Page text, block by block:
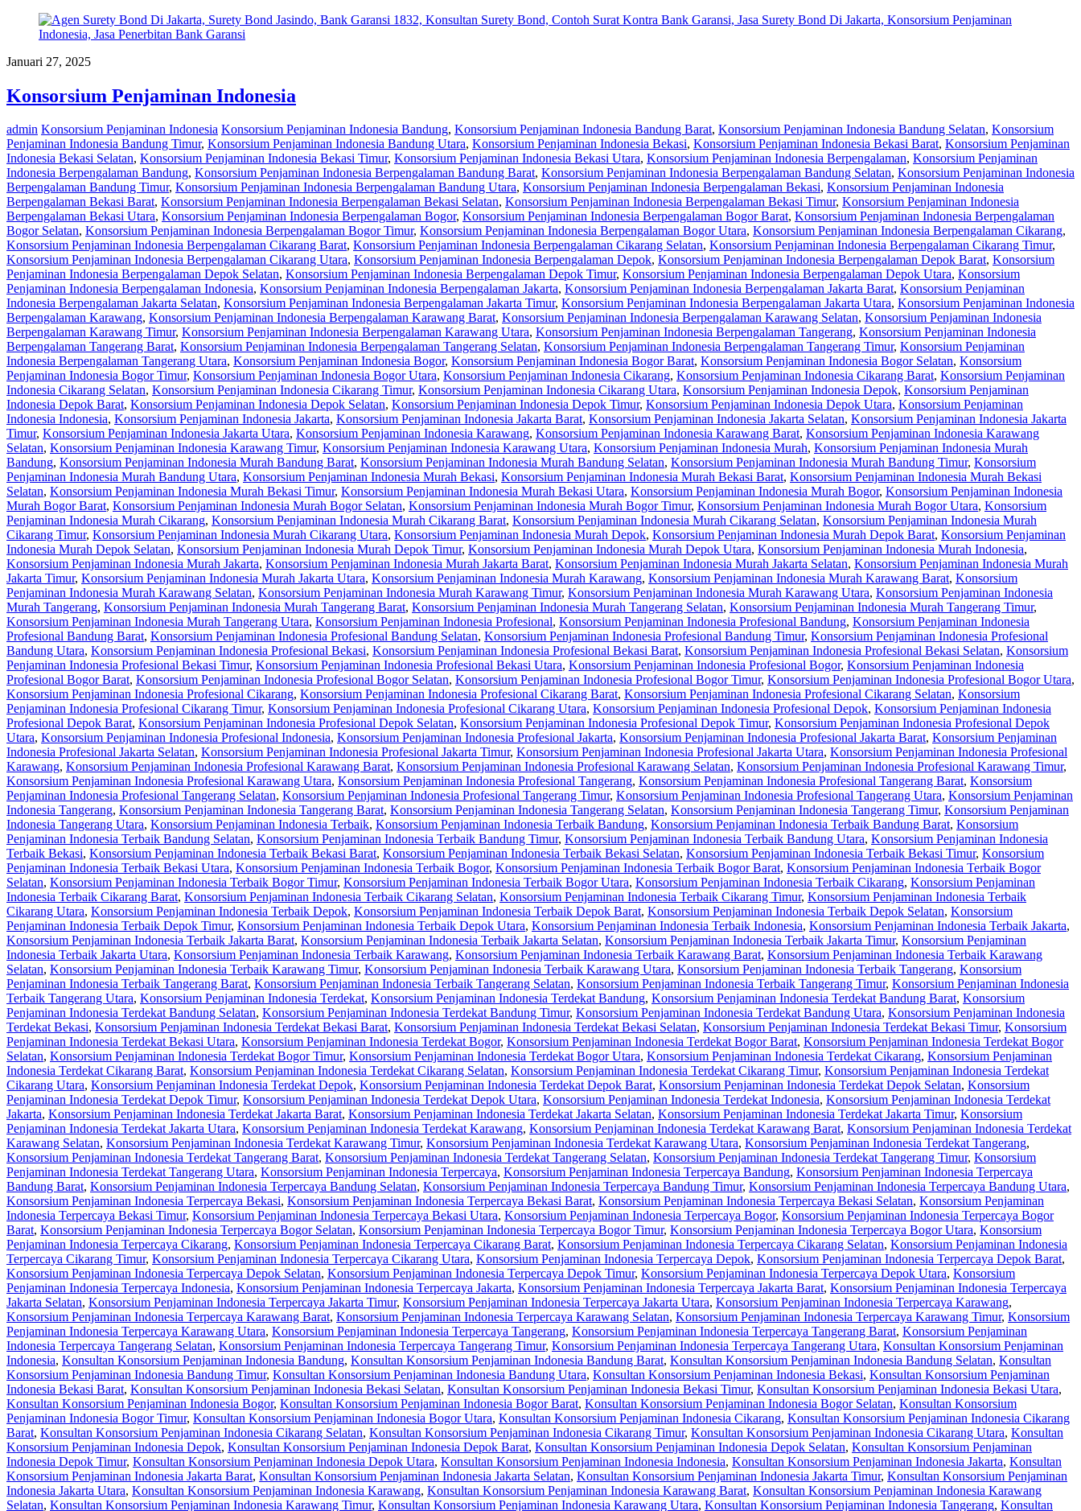
Januari 27, 2025
Konsorsium Penjaminan Indonesia
admin Konsorsium Penjaminan Indonesia Konsorsium Penjaminan Indonesia Bandung, Konsorsium Penjaminan Indonesia Bandung Barat, Konsorsium Penjaminan Indonesia Bandung Selatan, Konsorsium
Penjaminan Indonesia Bandung Timur, Konsorsium Penjaminan Indonesia Bandung Utara, Konsorsium Penjaminan Indonesia Bekasi, Konsorsium Penjaminan Indonesia Bekasi Barat, Konsorsium Penjaminan
Indonesia Bekasi Selatan, Konsorsium Penjaminan Indonesia Bekasi Timur, Konsorsium Penjaminan Indonesia Bekasi Utara, Konsorsium Penjaminan Indonesia Berpengalaman, Konsorsium Penjaminan
Indonesia Berpengalaman Bandung, Konsorsium Penjaminan Indonesia Berpengalaman Bandung Barat, Konsorsium Penjaminan Indonesia Berpengalaman Bandung Selatan, Konsorsium Penjaminan Indonesia
Berpengalaman Bandung Timur, Konsorsium Penjaminan Indonesia Berpengalaman Bandung Utara, Konsorsium Penjaminan Indonesia Berpengalaman Bekasi, Konsorsium Penjaminan Indonesia
Berpengalaman Bekasi Barat, Konsorsium Penjaminan Indonesia Berpengalaman Bekasi Selatan, Konsorsium Penjaminan Indonesia Berpengalaman Bekasi Timur, Konsorsium Penjaminan Indonesia
Berpengalaman Bekasi Utara, Konsorsium Penjaminan Indonesia Berpengalaman Bogor, Konsorsium Penjaminan Indonesia Berpengalaman Bogor Barat, Konsorsium Penjaminan Indonesia Berpengalaman
Bogor Selatan, Konsorsium Penjaminan Indonesia Berpengalaman Bogor Timur, Konsorsium Penjaminan Indonesia Berpengalaman Bogor Utara, Konsorsium Penjaminan Indonesia Berpengalaman Cikarang,
Konsorsium Penjaminan Indonesia Berpengalaman Cikarang Barat, Konsorsium Penjaminan Indonesia Berpengalaman Cikarang Selatan, Konsorsium Penjaminan Indonesia Berpengalaman Cikarang Timur,
Konsorsium Penjaminan Indonesia Berpengalaman Cikarang Utara, Konsorsium Penjaminan Indonesia Berpengalaman Depok, Konsorsium Penjaminan Indonesia Berpengalaman Depok Barat, Konsorsium
Penjaminan Indonesia Berpengalaman Depok Selatan, Konsorsium Penjaminan Indonesia Berpengalaman Depok Timur, Konsorsium Penjaminan Indonesia Berpengalaman Depok Utara, Konsorsium
Penjaminan Indonesia Berpengalaman Indonesia, Konsorsium Penjaminan Indonesia Berpengalaman Jakarta, Konsorsium Penjaminan Indonesia Berpengalaman Jakarta Barat, Konsorsium Penjaminan
Indonesia Berpengalaman Jakarta Selatan, Konsorsium Penjaminan Indonesia Berpengalaman Jakarta Timur, Konsorsium Penjaminan Indonesia Berpengalaman Jakarta Utara, Konsorsium Penjaminan Indonesia
Berpengalaman Karawang, Konsorsium Penjaminan Indonesia Berpengalaman Karawang Barat, Konsorsium Penjaminan Indonesia Berpengalaman Karawang Selatan, Konsorsium Penjaminan Indonesia
Berpengalaman Karawang Timur, Konsorsium Penjaminan Indonesia Berpengalaman Karawang Utara, Konsorsium Penjaminan Indonesia Berpengalaman Tangerang, Konsorsium Penjaminan Indonesia
Berpengalaman Tangerang Barat, Konsorsium Penjaminan Indonesia Berpengalaman Tangerang Selatan, Konsorsium Penjaminan Indonesia Berpengalaman Tangerang Timur, Konsorsium Penjaminan
Indonesia Berpengalaman Tangerang Utara, Konsorsium Penjaminan Indonesia Bogor, Konsorsium Penjaminan Indonesia Bogor Barat, Konsorsium Penjaminan Indonesia Bogor Selatan, Konsorsium
Penjaminan Indonesia Bogor Timur, Konsorsium Penjaminan Indonesia Bogor Utara, Konsorsium Penjaminan Indonesia Cikarang, Konsorsium Penjaminan Indonesia Cikarang Barat, Konsorsium Penjaminan
Indonesia Cikarang Selatan, Konsorsium Penjaminan Indonesia Cikarang Timur, Konsorsium Penjaminan Indonesia Cikarang Utara, Konsorsium Penjaminan Indonesia Depok, Konsorsium Penjaminan
Indonesia Depok Barat, Konsorsium Penjaminan Indonesia Depok Selatan, Konsorsium Penjaminan Indonesia Depok Timur, Konsorsium Penjaminan Indonesia Depok Utara, Konsorsium Penjaminan
Indonesia Indonesia, Konsorsium Penjaminan Indonesia Jakarta, Konsorsium Penjaminan Indonesia Jakarta Barat, Konsorsium Penjaminan Indonesia Jakarta Selatan, Konsorsium Penjaminan Indonesia Jakarta
Timur, Konsorsium Penjaminan Indonesia Jakarta Utara, Konsorsium Penjaminan Indonesia Karawang, Konsorsium Penjaminan Indonesia Karawang Barat, Konsorsium Penjaminan Indonesia Karawang
Selatan, Konsorsium Penjaminan Indonesia Karawang Timur, Konsorsium Penjaminan Indonesia Karawang Utara, Konsorsium Penjaminan Indonesia Murah, Konsorsium Penjaminan Indonesia Murah
Bandung, Konsorsium Penjaminan Indonesia Murah Bandung Barat, Konsorsium Penjaminan Indonesia Murah Bandung Selatan, Konsorsium Penjaminan Indonesia Murah Bandung Timur, Konsorsium
Penjaminan Indonesia Murah Bandung Utara, Konsorsium Penjaminan Indonesia Murah Bekasi, Konsorsium Penjaminan Indonesia Murah Bekasi Barat, Konsorsium Penjaminan Indonesia Murah Bekasi
Selatan, Konsorsium Penjaminan Indonesia Murah Bekasi Timur, Konsorsium Penjaminan Indonesia Murah Bekasi Utara, Konsorsium Penjaminan Indonesia Murah Bogor, Konsorsium Penjaminan Indonesia
Murah Bogor Barat, Konsorsium Penjaminan Indonesia Murah Bogor Selatan, Konsorsium Penjaminan Indonesia Murah Bogor Timur, Konsorsium Penjaminan Indonesia Murah Bogor Utara, Konsorsium
Penjaminan Indonesia Murah Cikarang, Konsorsium Penjaminan Indonesia Murah Cikarang Barat, Konsorsium Penjaminan Indonesia Murah Cikarang Selatan, Konsorsium Penjaminan Indonesia Murah
Cikarang Timur, Konsorsium Penjaminan Indonesia Murah Cikarang Utara, Konsorsium Penjaminan Indonesia Murah Depok, Konsorsium Penjaminan Indonesia Murah Depok Barat, Konsorsium Penjaminan
Indonesia Murah Depok Selatan, Konsorsium Penjaminan Indonesia Murah Depok Timur, Konsorsium Penjaminan Indonesia Murah Depok Utara, Konsorsium Penjaminan Indonesia Murah Indonesia,
Konsorsium Penjaminan Indonesia Murah Jakarta, Konsorsium Penjaminan Indonesia Murah Jakarta Barat, Konsorsium Penjaminan Indonesia Murah Jakarta Selatan, Konsorsium Penjaminan Indonesia Murah
Jakarta Timur, Konsorsium Penjaminan Indonesia Murah Jakarta Utara, Konsorsium Penjaminan Indonesia Murah Karawang, Konsorsium Penjaminan Indonesia Murah Karawang Barat, Konsorsium
Penjaminan Indonesia Murah Karawang Selatan, Konsorsium Penjaminan Indonesia Murah Karawang Timur, Konsorsium Penjaminan Indonesia Murah Karawang Utara, Konsorsium Penjaminan Indonesia
Murah Tangerang, Konsorsium Penjaminan Indonesia Murah Tangerang Barat, Konsorsium Penjaminan Indonesia Murah Tangerang Selatan, Konsorsium Penjaminan Indonesia Murah Tangerang Timur,
Konsorsium Penjaminan Indonesia Murah Tangerang Utara, Konsorsium Penjaminan Indonesia Profesional, Konsorsium Penjaminan Indonesia Profesional Bandung, Konsorsium Penjaminan Indonesia
Profesional Bandung Barat, Konsorsium Penjaminan Indonesia Profesional Bandung Selatan, Konsorsium Penjaminan Indonesia Profesional Bandung Timur, Konsorsium Penjaminan Indonesia Profesional
Bandung Utara, Konsorsium Penjaminan Indonesia Profesional Bekasi, Konsorsium Penjaminan Indonesia Profesional Bekasi Barat, Konsorsium Penjaminan Indonesia Profesional Bekasi Selatan, Konsorsium
Penjaminan Indonesia Profesional Bekasi Timur, Konsorsium Penjaminan Indonesia Profesional Bekasi Utara, Konsorsium Penjaminan Indonesia Profesional Bogor, Konsorsium Penjaminan Indonesia
Profesional Bogor Barat, Konsorsium Penjaminan Indonesia Profesional Bogor Selatan, Konsorsium Penjaminan Indonesia Profesional Bogor Timur, Konsorsium Penjaminan Indonesia Profesional Bogor Utara,
Konsorsium Penjaminan Indonesia Profesional Cikarang, Konsorsium Penjaminan Indonesia Profesional Cikarang Barat, Konsorsium Penjaminan Indonesia Profesional Cikarang Selatan, Konsorsium
Penjaminan Indonesia Profesional Cikarang Timur, Konsorsium Penjaminan Indonesia Profesional Cikarang Utara, Konsorsium Penjaminan Indonesia Profesional Depok, Konsorsium Penjaminan Indonesia
Profesional Depok Barat, Konsorsium Penjaminan Indonesia Profesional Depok Selatan, Konsorsium Penjaminan Indonesia Profesional Depok Timur, Konsorsium Penjaminan Indonesia Profesional Depok
Utara, Konsorsium Penjaminan Indonesia Profesional Indonesia, Konsorsium Penjaminan Indonesia Profesional Jakarta, Konsorsium Penjaminan Indonesia Profesional Jakarta Barat, Konsorsium Penjaminan
Indonesia Profesional Jakarta Selatan, Konsorsium Penjaminan Indonesia Profesional Jakarta Timur, Konsorsium Penjaminan Indonesia Profesional Jakarta Utara, Konsorsium Penjaminan Indonesia Profesional
Karawang, Konsorsium Penjaminan Indonesia Profesional Karawang Barat, Konsorsium Penjaminan Indonesia Profesional Karawang Selatan, Konsorsium Penjaminan Indonesia Profesional Karawang Timur,
Konsorsium Penjaminan Indonesia Profesional Karawang Utara, Konsorsium Penjaminan Indonesia Profesional Tangerang, Konsorsium Penjaminan Indonesia Profesional Tangerang Barat, Konsorsium
Penjaminan Indonesia Profesional Tangerang Selatan, Konsorsium Penjaminan Indonesia Profesional Tangerang Timur, Konsorsium Penjaminan Indonesia Profesional Tangerang Utara, Konsorsium Penjaminan
Indonesia Tangerang, Konsorsium Penjaminan Indonesia Tangerang Barat, Konsorsium Penjaminan Indonesia Tangerang Selatan, Konsorsium Penjaminan Indonesia Tangerang Timur, Konsorsium Penjaminan
Indonesia Tangerang Utara, Konsorsium Penjaminan Indonesia Terbaik, Konsorsium Penjaminan Indonesia Terbaik Bandung, Konsorsium Penjaminan Indonesia Terbaik Bandung Barat, Konsorsium
Penjaminan Indonesia Terbaik Bandung Selatan, Konsorsium Penjaminan Indonesia Terbaik Bandung Timur, Konsorsium Penjaminan Indonesia Terbaik Bandung Utara, Konsorsium Penjaminan Indonesia
Terbaik Bekasi, Konsorsium Penjaminan Indonesia Terbaik Bekasi Barat, Konsorsium Penjaminan Indonesia Terbaik Bekasi Selatan, Konsorsium Penjaminan Indonesia Terbaik Bekasi Timur, Konsorsium
Penjaminan Indonesia Terbaik Bekasi Utara, Konsorsium Penjaminan Indonesia Terbaik Bogor, Konsorsium Penjaminan Indonesia Terbaik Bogor Barat, Konsorsium Penjaminan Indonesia Terbaik Bogor
Selatan, Konsorsium Penjaminan Indonesia Terbaik Bogor Timur, Konsorsium Penjaminan Indonesia Terbaik Bogor Utara, Konsorsium Penjaminan Indonesia Terbaik Cikarang, Konsorsium Penjaminan
Indonesia Terbaik Cikarang Barat, Konsorsium Penjaminan Indonesia Terbaik Cikarang Selatan, Konsorsium Penjaminan Indonesia Terbaik Cikarang Timur, Konsorsium Penjaminan Indonesia Terbaik
Cikarang Utara, Konsorsium Penjaminan Indonesia Terbaik Depok, Konsorsium Penjaminan Indonesia Terbaik Depok Barat, Konsorsium Penjaminan Indonesia Terbaik Depok Selatan, Konsorsium
Penjaminan Indonesia Terbaik Depok Timur, Konsorsium Penjaminan Indonesia Terbaik Depok Utara, Konsorsium Penjaminan Indonesia Terbaik Indonesia, Konsorsium Penjaminan Indonesia Terbaik Jakarta,
Konsorsium Penjaminan Indonesia Terbaik Jakarta Barat, Konsorsium Penjaminan Indonesia Terbaik Jakarta Selatan, Konsorsium Penjaminan Indonesia Terbaik Jakarta Timur, Konsorsium Penjaminan
Indonesia Terbaik Jakarta Utara, Konsorsium Penjaminan Indonesia Terbaik Karawang, Konsorsium Penjaminan Indonesia Terbaik Karawang Barat, Konsorsium Penjaminan Indonesia Terbaik Karawang
Selatan, Konsorsium Penjaminan Indonesia Terbaik Karawang Timur, Konsorsium Penjaminan Indonesia Terbaik Karawang Utara, Konsorsium Penjaminan Indonesia Terbaik Tangerang, Konsorsium
Penjaminan Indonesia Terbaik Tangerang Barat, Konsorsium Penjaminan Indonesia Terbaik Tangerang Selatan, Konsorsium Penjaminan Indonesia Terbaik Tangerang Timur, Konsorsium Penjaminan Indonesia
Terbaik Tangerang Utara, Konsorsium Penjaminan Indonesia Terdekat, Konsorsium Penjaminan Indonesia Terdekat Bandung, Konsorsium Penjaminan Indonesia Terdekat Bandung Barat, Konsorsium
Penjaminan Indonesia Terdekat Bandung Selatan, Konsorsium Penjaminan Indonesia Terdekat Bandung Timur, Konsorsium Penjaminan Indonesia Terdekat Bandung Utara, Konsorsium Penjaminan Indonesia
Terdekat Bekasi, Konsorsium Penjaminan Indonesia Terdekat Bekasi Barat, Konsorsium Penjaminan Indonesia Terdekat Bekasi Selatan, Konsorsium Penjaminan Indonesia Terdekat Bekasi Timur, Konsorsium
Penjaminan Indonesia Terdekat Bekasi Utara, Konsorsium Penjaminan Indonesia Terdekat Bogor, Konsorsium Penjaminan Indonesia Terdekat Bogor Barat, Konsorsium Penjaminan Indonesia Terdekat Bogor
Selatan, Konsorsium Penjaminan Indonesia Terdekat Bogor Timur, Konsorsium Penjaminan Indonesia Terdekat Bogor Utara, Konsorsium Penjaminan Indonesia Terdekat Cikarang, Konsorsium Penjaminan
Indonesia Terdekat Cikarang Barat, Konsorsium Penjaminan Indonesia Terdekat Cikarang Selatan, Konsorsium Penjaminan Indonesia Terdekat Cikarang Timur, Konsorsium Penjaminan Indonesia Terdekat
Cikarang Utara, Konsorsium Penjaminan Indonesia Terdekat Depok, Konsorsium Penjaminan Indonesia Terdekat Depok Barat, Konsorsium Penjaminan Indonesia Terdekat Depok Selatan, Konsorsium
Penjaminan Indonesia Terdekat Depok Timur, Konsorsium Penjaminan Indonesia Terdekat Depok Utara, Konsorsium Penjaminan Indonesia Terdekat Indonesia, Konsorsium Penjaminan Indonesia Terdekat
Jakarta, Konsorsium Penjaminan Indonesia Terdekat Jakarta Barat, Konsorsium Penjaminan Indonesia Terdekat Jakarta Selatan, Konsorsium Penjaminan Indonesia Terdekat Jakarta Timur, Konsorsium
Penjaminan Indonesia Terdekat Jakarta Utara, Konsorsium Penjaminan Indonesia Terdekat Karawang, Konsorsium Penjaminan Indonesia Terdekat Karawang Barat, Konsorsium Penjaminan Indonesia Terdekat
Karawang Selatan, Konsorsium Penjaminan Indonesia Terdekat Karawang Timur, Konsorsium Penjaminan Indonesia Terdekat Karawang Utara, Konsorsium Penjaminan Indonesia Terdekat Tangerang,
Konsorsium Penjaminan Indonesia Terdekat Tangerang Barat, Konsorsium Penjaminan Indonesia Terdekat Tangerang Selatan, Konsorsium Penjaminan Indonesia Terdekat Tangerang Timur, Konsorsium
Penjaminan Indonesia Terdekat Tangerang Utara, Konsorsium Penjaminan Indonesia Terpercaya, Konsorsium Penjaminan Indonesia Terpercaya Bandung, Konsorsium Penjaminan Indonesia Terpercaya
Bandung Barat, Konsorsium Penjaminan Indonesia Terpercaya Bandung Selatan, Konsorsium Penjaminan Indonesia Terpercaya Bandung Timur, Konsorsium Penjaminan Indonesia Terpercaya Bandung Utara,
Konsorsium Penjaminan Indonesia Terpercaya Bekasi, Konsorsium Penjaminan Indonesia Terpercaya Bekasi Barat, Konsorsium Penjaminan Indonesia Terpercaya Bekasi Selatan, Konsorsium Penjaminan
Indonesia Terpercaya Bekasi Timur, Konsorsium Penjaminan Indonesia Terpercaya Bekasi Utara, Konsorsium Penjaminan Indonesia Terpercaya Bogor, Konsorsium Penjaminan Indonesia Terpercaya Bogor
Barat, Konsorsium Penjaminan Indonesia Terpercaya Bogor Selatan, Konsorsium Penjaminan Indonesia Terpercaya Bogor Timur, Konsorsium Penjaminan Indonesia Terpercaya Bogor Utara, Konsorsium
Penjaminan Indonesia Terpercaya Cikarang, Konsorsium Penjaminan Indonesia Terpercaya Cikarang Barat, Konsorsium Penjaminan Indonesia Terpercaya Cikarang Selatan, Konsorsium Penjaminan Indonesia
Terpercaya Cikarang Timur, Konsorsium Penjaminan Indonesia Terpercaya Cikarang Utara, Konsorsium Penjaminan Indonesia Terpercaya Depok, Konsorsium Penjaminan Indonesia Terpercaya Depok Barat,
Konsorsium Penjaminan Indonesia Terpercaya Depok Selatan, Konsorsium Penjaminan Indonesia Terpercaya Depok Timur, Konsorsium Penjaminan Indonesia Terpercaya Depok Utara, Konsorsium
Penjaminan Indonesia Terpercaya Indonesia, Konsorsium Penjaminan Indonesia Terpercaya Jakarta, Konsorsium Penjaminan Indonesia Terpercaya Jakarta Barat, Konsorsium Penjaminan Indonesia Terpercaya
Jakarta Selatan, Konsorsium Penjaminan Indonesia Terpercaya Jakarta Timur, Konsorsium Penjaminan Indonesia Terpercaya Jakarta Utara, Konsorsium Penjaminan Indonesia Terpercaya Karawang,
Konsorsium Penjaminan Indonesia Terpercaya Karawang Barat, Konsorsium Penjaminan Indonesia Terpercaya Karawang Selatan, Konsorsium Penjaminan Indonesia Terpercaya Karawang Timur, Konsorsium
Penjaminan Indonesia Terpercaya Karawang Utara, Konsorsium Penjaminan Indonesia Terpercaya Tangerang, Konsorsium Penjaminan Indonesia Terpercaya Tangerang Barat, Konsorsium Penjaminan
Indonesia Terpercaya Tangerang Selatan, Konsorsium Penjaminan Indonesia Terpercaya Tangerang Timur, Konsorsium Penjaminan Indonesia Terpercaya Tangerang Utara, Konsultan Konsorsium Penjaminan
Indonesia, Konsultan Konsorsium Penjaminan Indonesia Bandung, Konsultan Konsorsium Penjaminan Indonesia Bandung Barat, Konsultan Konsorsium Penjaminan Indonesia Bandung Selatan, Konsultan
Konsorsium Penjaminan Indonesia Bandung Timur, Konsultan Konsorsium Penjaminan Indonesia Bandung Utara, Konsultan Konsorsium Penjaminan Indonesia Bekasi, Konsultan Konsorsium Penjaminan
Indonesia Bekasi Barat, Konsultan Konsorsium Penjaminan Indonesia Bekasi Selatan, Konsultan Konsorsium Penjaminan Indonesia Bekasi Timur, Konsultan Konsorsium Penjaminan Indonesia Bekasi Utara,
Konsultan Konsorsium Penjaminan Indonesia Bogor, Konsultan Konsorsium Penjaminan Indonesia Bogor Barat, Konsultan Konsorsium Penjaminan Indonesia Bogor Selatan, Konsultan Konsorsium
Penjaminan Indonesia Bogor Timur, Konsultan Konsorsium Penjaminan Indonesia Bogor Utara, Konsultan Konsorsium Penjaminan Indonesia Cikarang, Konsultan Konsorsium Penjaminan Indonesia Cikarang
Barat, Konsultan Konsorsium Penjaminan Indonesia Cikarang Selatan, Konsultan Konsorsium Penjaminan Indonesia Cikarang Timur, Konsultan Konsorsium Penjaminan Indonesia Cikarang Utara, Konsultan
Konsorsium Penjaminan Indonesia Depok, Konsultan Konsorsium Penjaminan Indonesia Depok Barat, Konsultan Konsorsium Penjaminan Indonesia Depok Selatan, Konsultan Konsorsium Penjaminan
Indonesia Depok Timur, Konsultan Konsorsium Penjaminan Indonesia Depok Utara, Konsultan Konsorsium Penjaminan Indonesia Indonesia, Konsultan Konsorsium Penjaminan Indonesia Jakarta, Konsultan
Konsorsium Penjaminan Indonesia Jakarta Barat, Konsultan Konsorsium Penjaminan Indonesia Jakarta Selatan, Konsultan Konsorsium Penjaminan Indonesia Jakarta Timur, Konsultan Konsorsium Penjaminan
Indonesia Jakarta Utara, Konsultan Konsorsium Penjaminan Indonesia Karawang, Konsultan Konsorsium Penjaminan Indonesia Karawang Barat, Konsultan Konsorsium Penjaminan Indonesia Karawang
Selatan, Konsultan Konsorsium Penjaminan Indonesia Karawang Timur, Konsultan Konsorsium Penjaminan Indonesia Karawang Utara, Konsultan Konsorsium Penjaminan Indonesia Tangerang, Konsultan